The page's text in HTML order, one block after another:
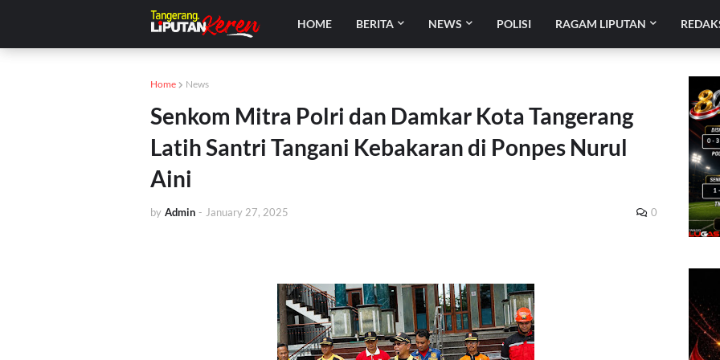
HOME BERITA NEWS POLISI RAGAM LIPUTAN
Home News
Senkom Mitra Polri dan Damkar Kota Tangerang
Latih Santri Tangani Kebakaran di Ponpes Nurul
Aini
by Admin - January 27, 2025 0